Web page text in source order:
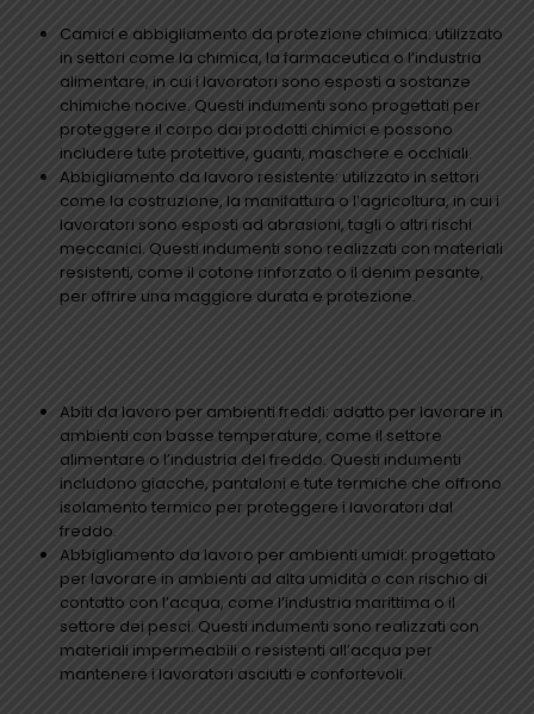
Camici e abbigliamento da protezione chimica: utilizzato
in settori come la chimica, la farmaceutica o l’industria
alimentare, in cui i lavoratori sono esposti a sostanze
chimiche nocive. Questi indumenti sono progettati per
proteggere il corpo dai prodotti chimici e possono
includere tute protettive, guanti, maschere e occhiali.
Abbigliamento da lavoro resistente: utilizzato in settori
come la costruzione, la manifattura o l’agricoltura, in cui i
lavoratori sono esposti ad abrasioni, tagli o altri rischi
meccanici. Questi indumenti sono realizzati con materiali
resistenti, come il cotone rinforzato o il denim pesante,
per offrire una maggiore durata e protezione.
Abiti da lavoro per ambienti freddi: adatto per lavorare in
ambienti con basse temperature, come il settore
alimentare o l’industria del freddo. Questi indumenti
includono giacche, pantaloni e tute termiche che offrono
isolamento termico per proteggere i lavoratori dal
freddo.
Abbigliamento da lavoro per ambienti umidi: progettato
per lavorare in ambienti ad alta umidità o con rischio di
contatto con l’acqua, come l’industria marittima o il
settore dei pesci. Questi indumenti sono realizzati con
materiali impermeabili o resistenti all’acqua per
mantenere i lavoratori asciutti e confortevoli.